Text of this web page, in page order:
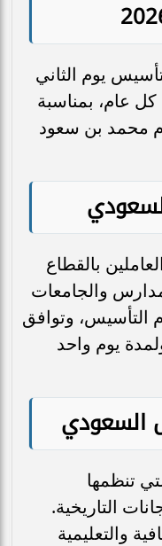
يوم الثاني
عام، بمناسبة
محمد بن سعود
بالقطاع
والجامعات
التأسيس، وتوافق
هذا العام الأحد 2026 ولمدة يوم واحد
السعودي
تنظمها
التاريخية.
والتعليمية